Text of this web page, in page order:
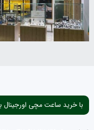
با خرید ساعت مچی اورجینال